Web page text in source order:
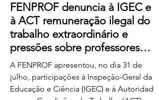
FENPROF denuncia à IGEC e
à ACT remuneração ilegal do
trabalho extraordinário e
pressões sobre professores
classificadores
A FENPROF apresentou, no dia 31 de
julho, participações à Inspeção-Geral da
Educação e Ciência (IGEC) e à Autoridade